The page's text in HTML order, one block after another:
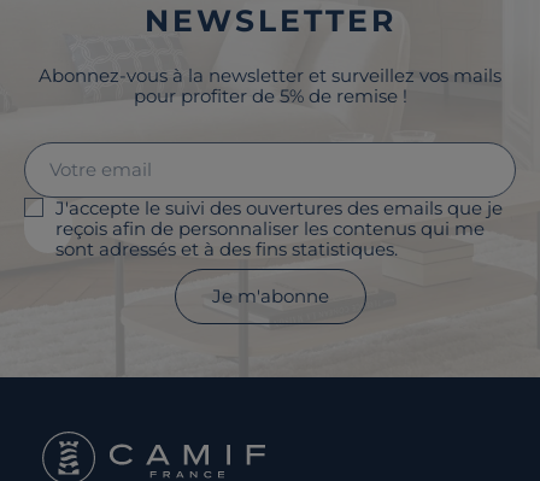
NEWSLETTER
Abonnez-vous à la newsletter et surveillez vos mails
pour profiter de 5% de remise !
J'accepte le suivi des ouvertures des emails que je
reçois afin de personnaliser les contenus qui me
sont adressés et à des fins statistiques.
Je m'abonne